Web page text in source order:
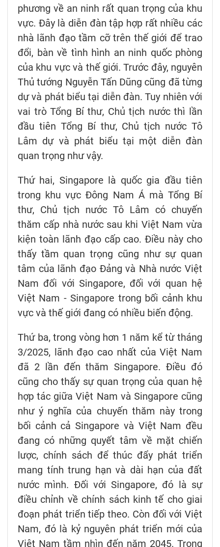
phương về an ninh rất quan trọng của khu
vực. Đây là diễn đàn tập hợp rất nhiều các
nhà lãnh đạo tầm cỡ trên thế giới để trao
đổi, bàn về tình hình an ninh quốc phòng
của khu vực và thế giới. Trước đây, nguyên
Thủ tướng Nguyễn Tấn Dũng cũng đã từng
dự và phát biểu tại diễn đàn. Tuy nhiên với
vai trò Tổng Bí thư, Chủ tịch nước thì lần
đầu tiên Tổng Bí thư, Chủ tịch nước Tô
Lâm dự và phát biểu tại một diễn đàn
quan trọng như vậy.
Thứ hai, Singapore là quốc gia đầu tiên
trong khu vực Đông Nam Á mà Tổng Bí
thư, Chủ tịch nước Tô Lâm có chuyến
thăm cấp nhà nước sau khi Việt Nam vừa
kiện toàn lãnh đạo cấp cao. Điều này cho
thấy tầm quan trọng cũng như sự quan
tâm của lãnh đạo Đảng và Nhà nước Việt
Nam đối với Singapore, đối với quan hệ
Việt Nam - Singapore trong bối cảnh khu
vực và thế giới đang có nhiều biến động.
Thứ ba, trong vòng hơn 1 năm kể từ tháng
3/2025, lãnh đạo cao nhất của Việt Nam
đã 2 lần đến thăm Singapore. Điều đó
cũng cho thấy sự quan trọng của quan hệ
hợp tác giữa Việt Nam và Singapore cũng
như ý nghĩa của chuyến thăm này trong
bối cảnh cả Singapore và Việt Nam đều
đang có những quyết tâm về mặt chiến
lược, chính sách để thúc đẩy phát triển
mang tính trung hạn và dài hạn của đất
nước mình. Đối với Singapore, đó là sự
điều chỉnh về chính sách kinh tế cho giai
đoạn phát triển tiếp theo. Còn đối với Việt
Nam, đó là kỷ nguyên phát triển mới của
Việt Nam tầm nhìn đến năm 2045. Trong